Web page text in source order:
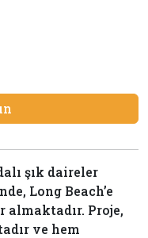
şık daireler
Long Beach’e
almaktadır. Proje,
ve hem